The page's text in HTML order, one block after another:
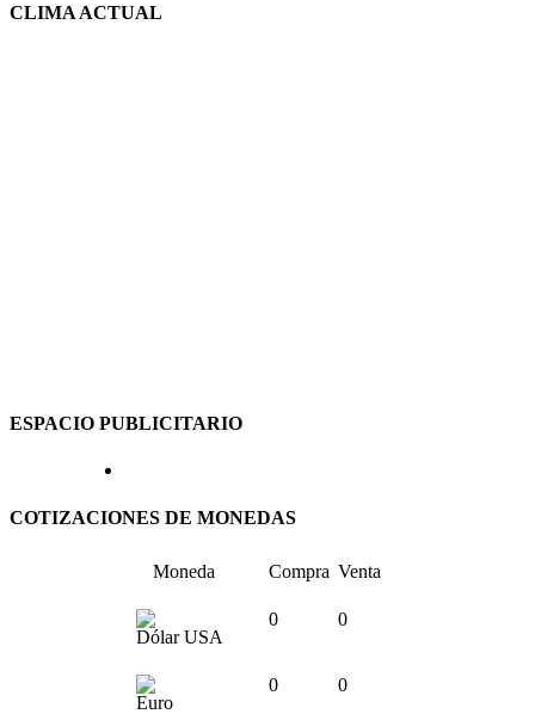
CLIMA ACTUAL
ESPACIO PUBLICITARIO
COTIZACIONES DE MONEDAS
Moneda Compra Venta
Dólar USA
0 0
Euro
0 0